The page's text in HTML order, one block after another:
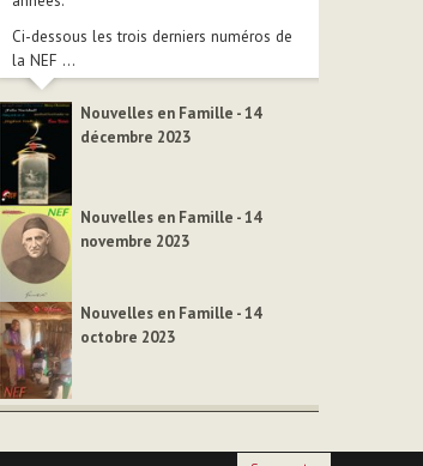
Ci-dessous les trois derniers numéros de
la NEF ...
Nouvelles en Famille - 14
décembre 2023
Nouvelles en Famille - 14
novembre 2023
Nouvelles en Famille - 14
octobre 2023